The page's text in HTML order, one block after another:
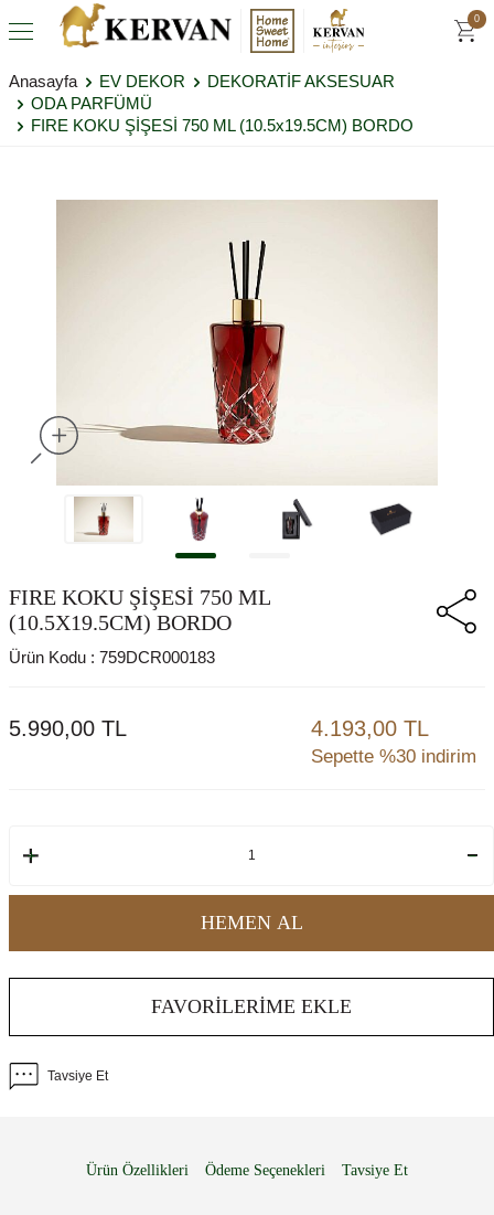
0
Anasayfa EV DEKOR
DEKORATİF AKSESUAR
ODA PARFÜMÜ
FIRE KOKU ŞİŞESİ 750 ML (10.5x19.5CM) BORDO
FIRE KOKU ŞİŞESİ 750 ML
(10.5X19.5CM) BORDO
Ürün Kodu : 759DCR000183
5.990,00 TL 4.193,00 TL
Sepette %30 indirim
HEMEN AL
FAVORILERIME EKLE
Tavsiye Et
Ürün Özellikleri Ödeme Seçenekleri Tavsiye Et